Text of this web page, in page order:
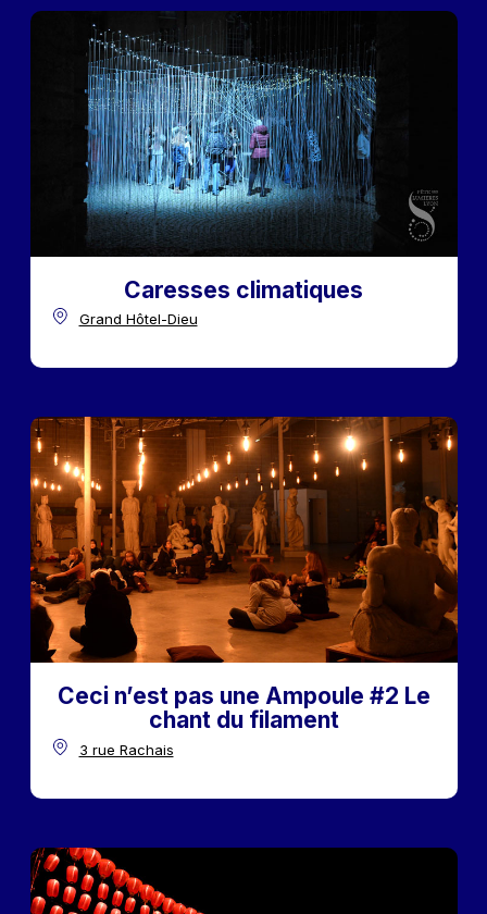
Caresses climatiques
Grand Hôtel-Dieu
Ceci n’est pas une Ampoule #2 Le
chant du filament
3 rue Rachais